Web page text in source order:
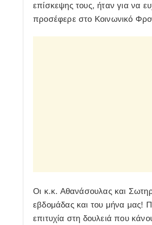
επίσκεψης τους, ήταν για να
προσέφερε στο Κοινωνικό
Οι κ.κ. Αθανάσουλας και
εβδομάδας και του μήνα μας!
επιτυχία στη δουλειά που